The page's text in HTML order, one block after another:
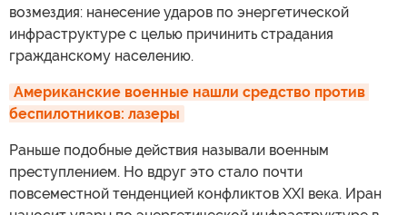
возмездия: нанесение ударов по энергетической
инфраструктуре с целью причинить страдания
гражданскому населению.
Американские военные нашли средство против
беспилотников: лазеры
Раньше подобные действия называли военным
преступлением. Но вдруг это стало почти
повсеместной тенденцией конфликтов XXI века. Иран